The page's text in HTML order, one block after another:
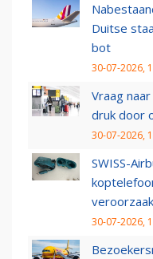
Duitse
bot
30-07-2026,
Vraag
druk door
30-07-2026,
SWISS-
30-07-2026,